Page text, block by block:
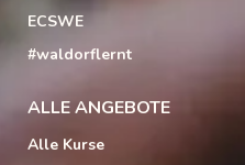
ECSWE
#waldorflernt
ALLE ANGEBOTE
Alle Kurse